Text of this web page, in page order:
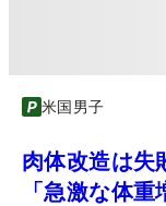
米国男子
肉体改造は
「急激な体